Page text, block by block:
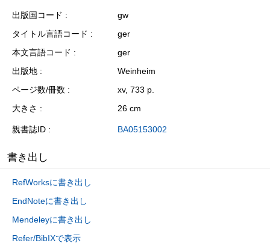
出版国コード
gw
タイトル言語コード
ger
本文言語コード
ger
出版地
Weinheim
ページ数/冊数
xv, 733 p.
大きさ
26 cm
親書誌ID BA05153002
書き出し
RefWorksに書き出し
EndNoteに書き出し
Mendeleyに書き出し
Refer/BibIXで表示